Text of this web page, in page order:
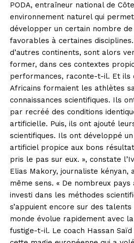
PODA, entraîneur national de
environnement naturel qui
développer un certain nombre
favorables à certaines disciplines.
d’autres continents, sont alors
former, dans ces contextes
performances, raconte-t-il. Et ils
Africains formaient les athlètes
connaissances scientifiques. Ils
par recréé des conditions
artificielle. Puis, ils ont ajouté
scientifiques. Ils ont développé
artificiel propice aux bons
pris le pas sur eux. », constate
Elias Makory, journaliste kényan,
même sens. « De nombreux pays
investi dans les méthodes
s’appuient encore sur des
monde évolue rapidement avec
fustige-t-il. Le coach Hassan